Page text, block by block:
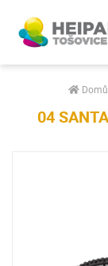
Domů
04